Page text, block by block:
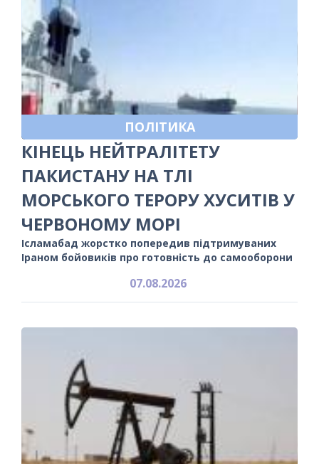
ПОЛІТИКА
КІНЕЦЬ НЕЙТРАЛІТЕТУ
ПАКИСТАНУ НА ТЛІ
МОРСЬКОГО ТЕРОРУ ХУСИТІВ У
ЧЕРВОНОМУ МОРІ
Ісламабад жорстко попередив підтримуваних
Іраном бойовиків про готовність до самооборони
07.08.2026